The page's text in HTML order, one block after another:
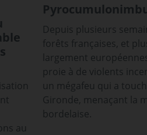
au
Depuis plusieurs
forêts françaises, et
largement
proie à de violents
un mégafeu qui a
Gironde, menaçant la
bordelaise.